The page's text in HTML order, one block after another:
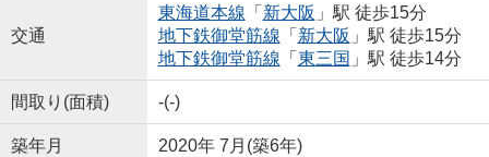
交通
東海道本線 「 新大阪 」駅 徒歩15分
地下鉄御堂筋線 「 新大阪 」駅 徒歩15分
地下鉄御堂筋線 「 東三国 」駅 徒歩14分
間取り(面積) -(-)
築年月 2020年 7月(築6年)